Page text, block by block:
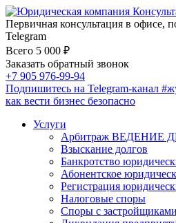
Первичная консультация в офисе,
Telegram
Всего 5 000 ₽
Заказать обратный звонок
+7 905 976-99-94
Подпишитесь на Telegram-канал
как вести бизнес безопасно
Услуги
Арбитраж ВЕДЕНИЕ
Взыскание долгов
Банкротство
Абонентское
Регистрация
Налоговые споры
Споры с застройщиками